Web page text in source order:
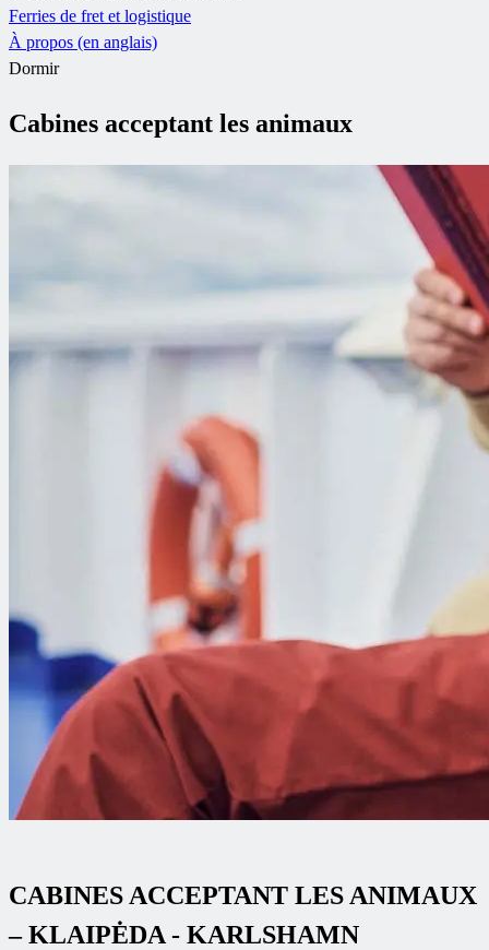
Ferries de fret et logistique
À propos (en anglais)
Dormir
Cabines acceptant les animaux
CABINES ACCEPTANT LES ANIMAUX
– KLAIPĖDA - KARLSHAMN